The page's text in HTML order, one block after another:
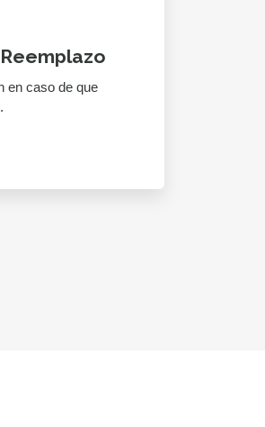
en caso de que